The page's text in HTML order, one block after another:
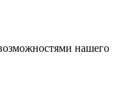
нашего